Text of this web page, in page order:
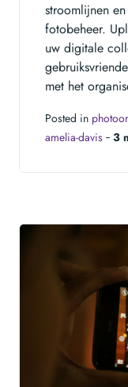
stroomlijnen
fotobeheer.
uw digitale
met het
Posted in
amelia-davis ‐ 3